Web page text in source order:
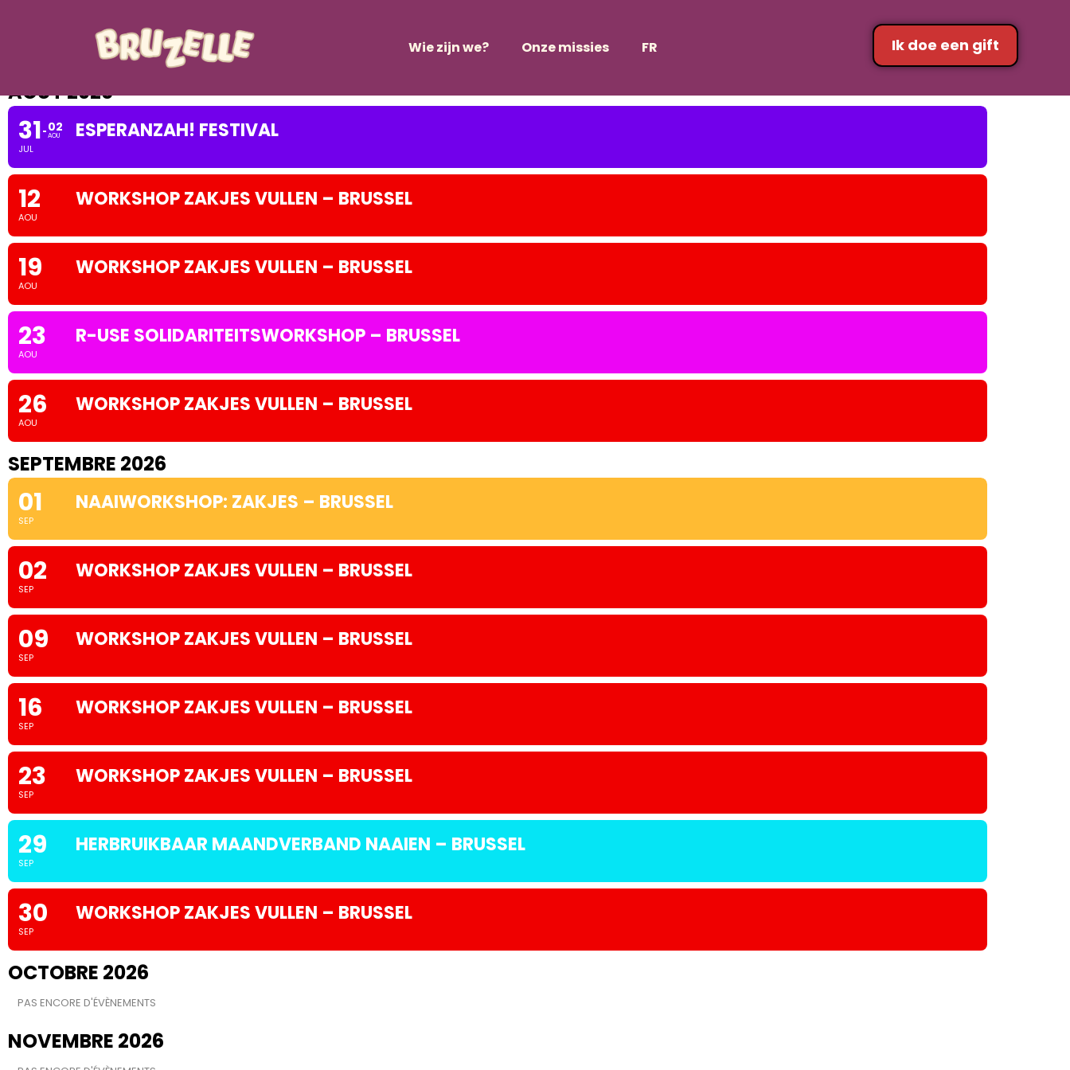
Wie zijn we? Onze missies FR Ik doe een gift
AOÛT 2026
31
JUL
02
AOU ESPERANZAH! FESTIVAL
12
AOU
WORKSHOP ZAKJES VULLEN – BRUSSEL
19
AOU
WORKSHOP ZAKJES VULLEN – BRUSSEL
23
AOU
R-USE SOLIDARITEITSWORKSHOP – BRUSSEL
26
AOU
WORKSHOP ZAKJES VULLEN – BRUSSEL
SEPTEMBRE 2026
01
SEP
NAAIWORKSHOP: ZAKJES – BRUSSEL
02
SEP
WORKSHOP ZAKJES VULLEN – BRUSSEL
09
SEP
WORKSHOP ZAKJES VULLEN – BRUSSEL
16
SEP
WORKSHOP ZAKJES VULLEN – BRUSSEL
23
SEP
WORKSHOP ZAKJES VULLEN – BRUSSEL
29
SEP
HERBRUIKBAAR MAANDVERBAND NAAIEN – BRUSSEL
30
SEP
WORKSHOP ZAKJES VULLEN – BRUSSEL
OCTOBRE 2026
PAS ENCORE D'ÉVÈNEMENTS
NOVEMBRE 2026